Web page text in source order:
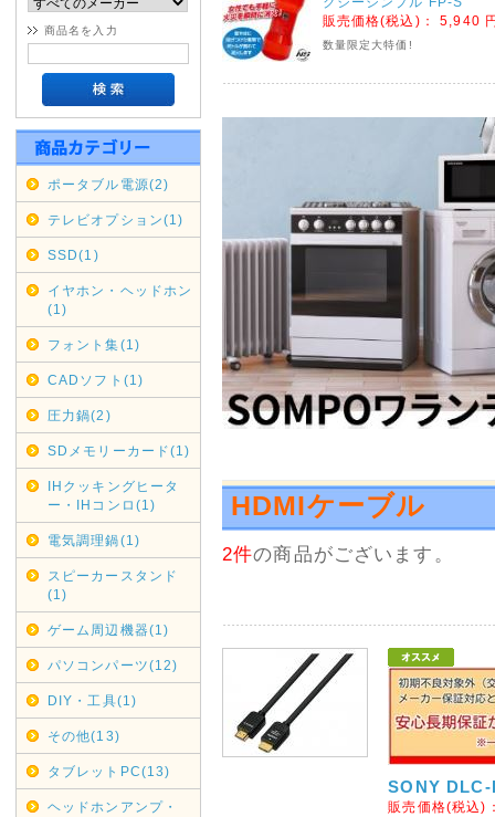
商品名を入力
ポータブル電源(2)
テレビオプション(1)
SSD(1)
イヤホン・ヘッドホン
(1)
フォント集(1)
CADソフト(1)
圧力鍋(2)
SDメモリーカード(1)
IHクッキングヒータ
ー・IHコンロ(1)
電気調理鍋(1)
スピーカースタンド
(1)
ゲーム周辺機器(1)
パソコンパーツ(12)
DIY・工具(1)
その他(13)
タブレットPC(13)
ヘッドホンアンプ・
ヤマトホームコンビニエンス
※大型・超大型商品対象
佐賀県・大分県・熊本県全域
福岡県・長崎県 全域 9月6日(
期間変更の可能性もございま
佐川急便の集荷・配達停止期間
九州全域 9月5日(土)～9月6日(
中国・四国 9月5日(土)～9月6
期間変更の可能性もございます
沖縄・北海道・離島の代引
本日2020/07/16をもちまして沖
せていただきます。
縄・北海道・離島からのご注文
銀行振り込みでのご注文は受
2020年05月01日
リサイクル回収業務一時休
契約配送業者ヤマトホームコ
けまして、弊社では現在リサ
販売価格(税込)：5,940
数量限定大特価!
HDMIケーブル
2件の商品がございます。
SONY
販売価格(税込)